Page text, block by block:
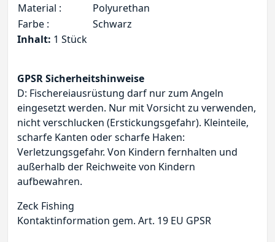
Material :
Polyurethan
Farbe :
Schwarz
Inhalt: 1 Stück
GPSR Sicherheitshinweise
D: Fischereiausrüstung darf nur zum Angeln
eingesetzt werden. Nur mit Vorsicht zu verwenden,
nicht verschlucken (Erstickungsgefahr). Kleinteile,
scharfe Kanten oder scharfe Haken:
Verletzungsgefahr. Von Kindern fernhalten und
außerhalb der Reichweite von Kindern
aufbewahren.
Zeck Fishing
Kontaktinformation gem. Art. 19 EU GPSR